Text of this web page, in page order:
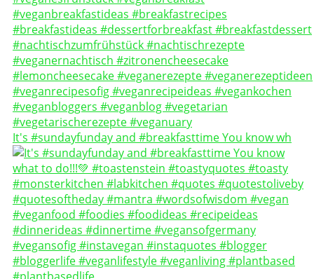
It's #sundayfunday and #breakfasttime You know wh